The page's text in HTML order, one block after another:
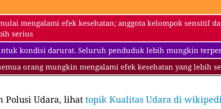
mengalami efek kesehatan; anggota kelompok sensitif
serius
kondisi darurat. Seluruh penduduk lebih mungkin
orang mungkin mengalami efek kesehatan yang lebih
Polusi Udara, lihat topik Kualitas Udara di